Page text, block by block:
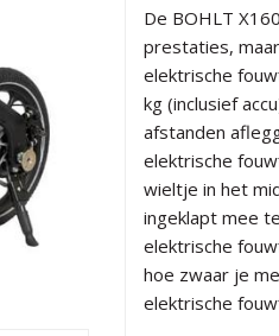
De BOHLT
prestaties,
elektrische
kg (inclusief
afstanden
elektrische
wieltje in het
ingeklapt mee
elektrische
hoe zwaar je
elektrische